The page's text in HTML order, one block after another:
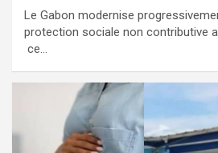
Le Gabon modernise
protection sociale non contributive
ce…